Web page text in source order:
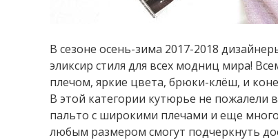
В сезоне осень-зима 2017-2018
эликсир стиля для всех модниц мира!
плечом, яркие цвета, брюки-клёш, и
В этой категории кутюрье не пожалели
пальто с широкими плечами и еще
любым размером смогут подчеркнуть